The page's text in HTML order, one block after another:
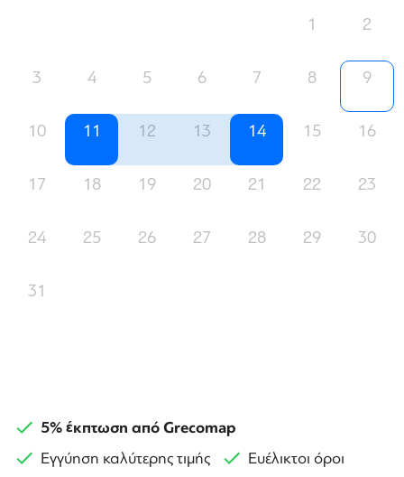
1
2
3 4 5 6 7 8 9
10 11 12 13 14 15 16
17 18 19 20 21 22 23
24 25 26 27 28 29 30
31
5% έκπτωση από Grecomap
Εγγύηση καλύτερης τιμής
Ευέλικτοι όροι